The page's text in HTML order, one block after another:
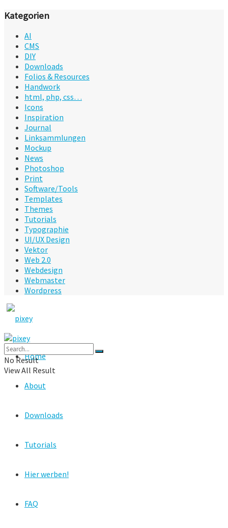
Kategorien
AI
CMS
DIY
Downloads
Folios & Resources
Handwork
html, php, css…
Icons
Inspiration
Journal
Linksammlungen
Mockup
News
Photoshop
Print
Software/Tools
Templates
Themes
Tutorials
Typographie
UI/UX Design
Vektor
Web 2.0
Webdesign
Webmaster
Wordpress
Home
About
Downloads
Tutorials
Hier werben!
FAQ
No Result
View All Result